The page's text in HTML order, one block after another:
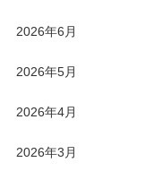
2026年6月
2026年5月
2026年4月
2026年3月